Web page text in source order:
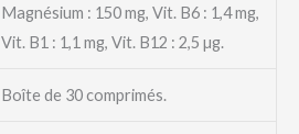
Magnésium : 150 mg, Vit. B6 : 1,4 mg,
Vit. B1 : 1,1 mg, Vit. B12 : 2,5 µg.
Boîte de 30 comprimés.